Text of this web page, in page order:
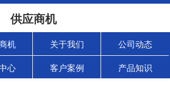
供应商机
机 关于我们 公司动态
心 客户案例 产品知识